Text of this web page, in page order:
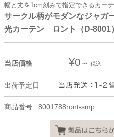
幅と丈を1cm刻みで指定できるカー
サークル柄がモダンなジャガ
光カーテン ロント（D-8001
当店価格 ¥0 税込
出荷予定日
商品番号 8001788ront-smp